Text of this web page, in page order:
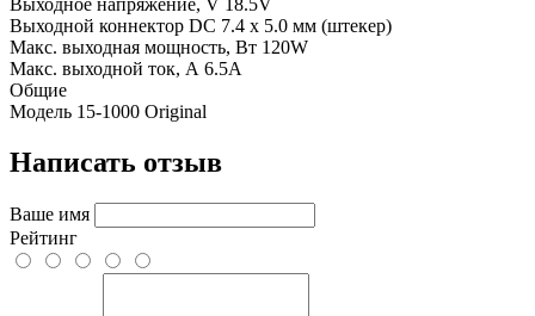
Выходной коннектор DC 7.4 x 5.0 мм (штекер)
Макс. выходная мощность, Вт 120W
Макс. выходной ток, А 6.5A
Общие
Модель 15-1000 Original
Написать отзыв
Ваше имя
Рейтинг